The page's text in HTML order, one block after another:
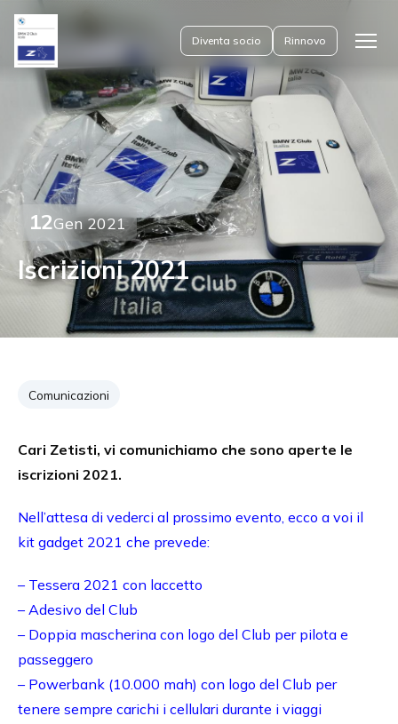
Apri
Diventa socio Rinnovo
12Gen 2021
Iscrizioni 2021
Comunicazioni
Cari Zetisti, vi comunichiamo che sono aperte le
iscrizioni 2021.
Nell’attesa di vederci al prossimo evento, ecco a voi il
kit gadget 2021 che prevede:
– Tessera 2021 con laccetto
– Adesivo del Club
– Doppia mascherina con logo del Club per pilota e
passeggero
– Powerbank (10.000 mah) con logo del Club per
tenere sempre carichi i cellulari durante i viaggi